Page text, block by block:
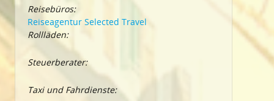
Reisebüros:
Reiseagentur Selected Travel
Rollläden:
Steuerberater:
Taxi und Fahrdienste: